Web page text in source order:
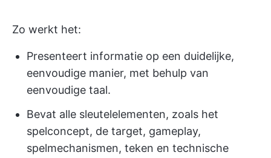
Zo werkt het:
Presenteert informatie op een duidelijke,
eenvoudige manier, met behulp van
eenvoudige taal.
Bevat alle sleutelelementen, zoals het
spelconcept, de target, gameplay,
spelmechanismen, teken en technische